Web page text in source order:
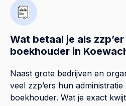
Wat betaal je als
boekhouder in
Naast grote bedrijven en
veel zzp’ers hun
boekhouder. Wat je exact